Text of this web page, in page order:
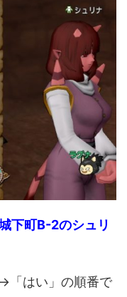
下町B-2のシュリ
「はい」の順番で